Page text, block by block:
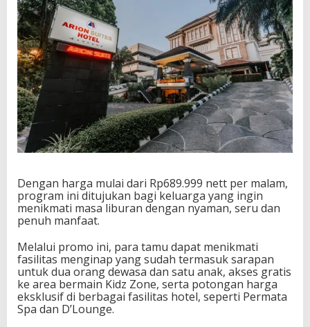
Dengan harga mulai dari Rp689.999 nett per malam,
program ini ditujukan bagi keluarga yang ingin
menikmati masa liburan dengan nyaman, seru dan
penuh manfaat.
Melalui promo ini, para tamu dapat menikmati
fasilitas menginap yang sudah termasuk sarapan
untuk dua orang dewasa dan satu anak, akses gratis
ke area bermain Kidz Zone, serta potongan harga
eksklusif di berbagai fasilitas hotel, seperti Permata
Spa dan D’Lounge.